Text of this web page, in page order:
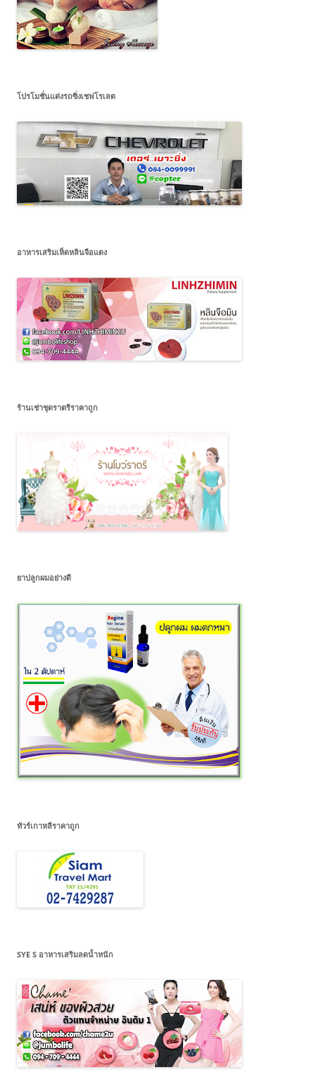
โปรโมชั่นแต่งรถซิ่งเชฟโรเลต
อาหารเสริมเห็ดหลินจือแดง
ร้านเช่าชุดราตรีราคาถูก
ยาปลูกผมอย่างดี
ทัวร์เกาหลีราคาถูก
SYE S อาหารเสริมลดน้ำหนัก